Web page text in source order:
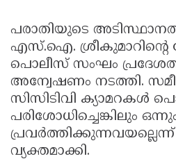
പരാതിയുടെ
എസ്.ഐ. ശ്രീകുമാറിൻ്റെ
പൊലീസ് സംഘം
അന്വേഷണം നടത്തി.
സിസിടിവി ക്യാമറകൾ
പരിശോധിച്ചെങ്കിലും
വ്യക്തമാക്കി.